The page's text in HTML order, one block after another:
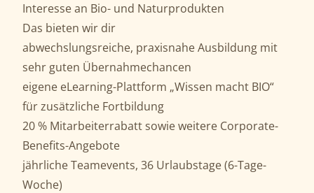
Interesse an Bio- und Naturprodukten
Das bieten wir dir
abwechslungsreiche, praxisnahe Ausbildung mit
sehr guten Übernahmechancen
eigene eLearning-Plattform „Wissen macht BIO“
für zusätzliche Fortbildung
20 % Mitarbeiterrabatt sowie weitere Corporate-
Benefits-Angebote
jährliche Teamevents, 36 Urlaubstage (6-Tage-
Woche)